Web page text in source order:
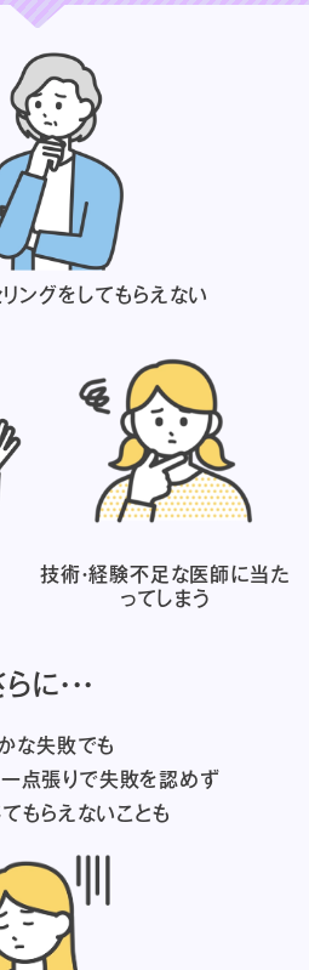
ングをしてもらえない
技術・経験不足な医師に当た
ってしまう
に・・・
な失敗でも
一点張りで失敗を認めず
もらえないことも